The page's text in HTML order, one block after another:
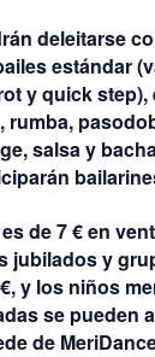
deleitarse
estándar
y quick
rumba,
salsa y
de 7 € en
jubilados y
y los niños
se pueden
de